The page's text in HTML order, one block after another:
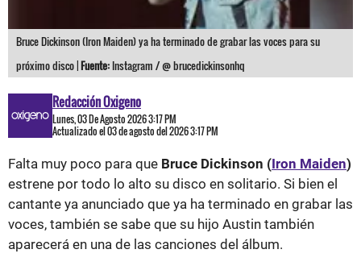
Bruce Dickinson (Iron Maiden) ya ha terminado de grabar las voces para su
próximo disco |Fuente: Instagram / @ brucedickinsonhq
Redacción Oxigeno
Lunes, 03 De Agosto 2026 3:17 PM
Actualizado el 03 de agosto del 2026 3:17 PM
Falta muy poco para que Bruce Dickinson (Iron Maiden)
estrene por todo lo alto su disco en solitario. Si bien el
cantante ya anunciado que ya ha terminado en grabar las
voces, también se sabe que su hijo Austin también
aparecerá en una de las canciones del álbum.